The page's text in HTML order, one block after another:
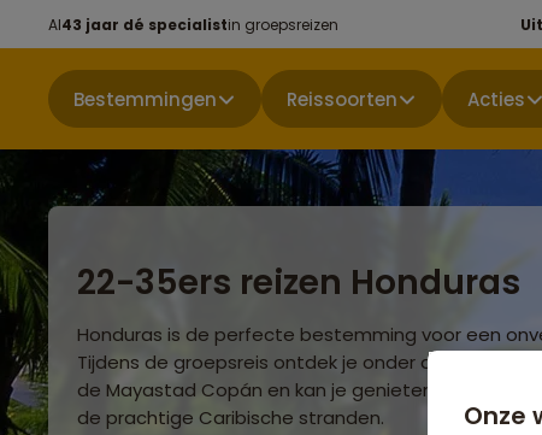
Al43 jaar dé specialistin groepsreizen
Bestemmingen Reissoorten Acties
22-35ers reizen Honduras
Honduras is de perfecte bestemming voor een
Tijdens de groepsreis ontdek je onder andere de
de Mayastad Copán en kan je genieten van de
de prachtige Caribische stranden.
Onze